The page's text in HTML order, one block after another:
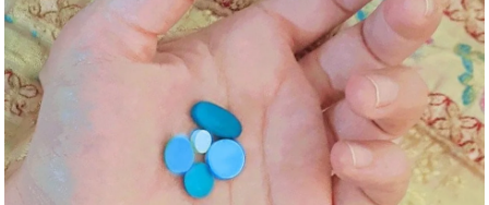
ट
ने
स
मं
त्रा
रि